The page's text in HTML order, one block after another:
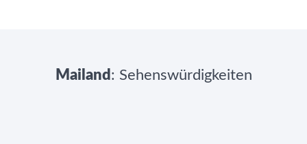
Mailand : Sehenswürdigkeiten